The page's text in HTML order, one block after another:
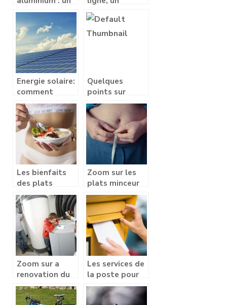
excellent choix
de matériau
business
tendance pour
acheter des
Energie solaire:
comment
choisir un
panneau solaire
?
Quelques
points sur
l’assurance d’un
vehicule
modifie
Les bienfaits
des plats
legers pour le
repas du soir
Zoom sur les
plats minceur
simples
Zoom sur a
renovation du
chauffage
Les services de
la poste pour
vos courriers